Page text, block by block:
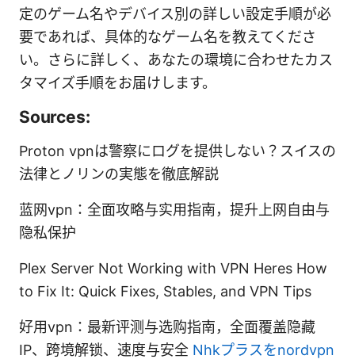
定のゲーム名やデバイス別の詳しい設定手順が必
要であれば、具体的なゲーム名を教えてくださ
い。さらに詳しく、あなたの環境に合わせたカス
タマイズ手順をお届けします。
Sources:
Proton vpnは警察にログを提供しない？スイスの
法律とノリンの実態を徹底解説
蓝网vpn：全面攻略与实用指南，提升上网自由与
隐私保护
Plex Server Not Working with VPN Heres How
to Fix It: Quick Fixes, Stables, and VPN Tips
好用vpn：最新评测与选购指南，全面覆盖隐藏
IP、跨境解锁、速度与安全 Nhkプラスをnordvpn